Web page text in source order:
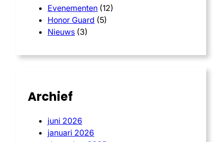
Evenementen (12)
Honor Guard (5)
Nieuws (3)
Archief
juni 2026
januari 2026